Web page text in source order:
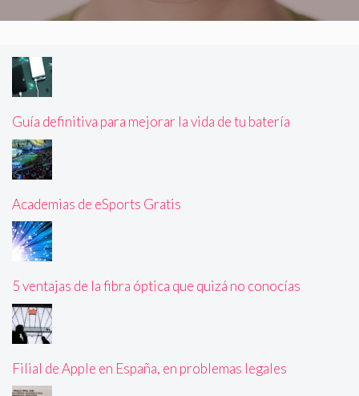
Guía definitiva para mejorar la vida de tu batería
Academias de eSports Gratis
5 ventajas de la fibra óptica que quizá no conocías
Filial de Apple en España, en problemas legales